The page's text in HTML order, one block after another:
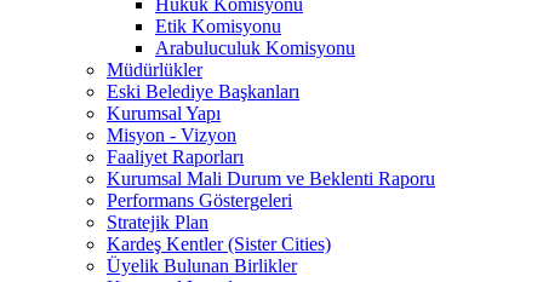
Hukuk Komisyonu
Etik Komisyonu
Arabuluculuk Komisyonu
Müdürlükler
Eski Belediye Başkanları
Kurumsal Yapı
Misyon - Vizyon
Faaliyet Raporları
Kurumsal Mali Durum ve Beklenti Raporu
Performans Göstergeleri
Stratejik Plan
Kardeş Kentler (Sister Cities)
Üyelik Bulunan Birlikler